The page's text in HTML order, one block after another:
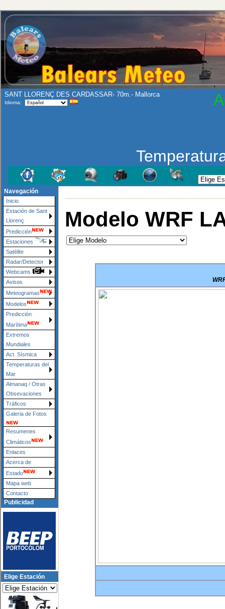
SANT LLORENÇ DES CARDASSAR- 70m.- Mallorca
Idioma:
Navegación
Inicio
Estación de Sant
Llorenç
Predicción
Estaciones
Satélite
Radar/Detector
Webcams
Avisos
Meteogramas
Modelos
Predicción
Marítima
Extremos
Mundiales
Act. Sísmica
Temperaturas del
Mar
Almanaq / Otras
Obsevaciones
Tráficos
Galeria de Fotos
Resumenes
Climáticos
Enlaces
Acerca de
Estado
Mapa web
Contacto
Publicidad
Elige Estación
Modelo WRF